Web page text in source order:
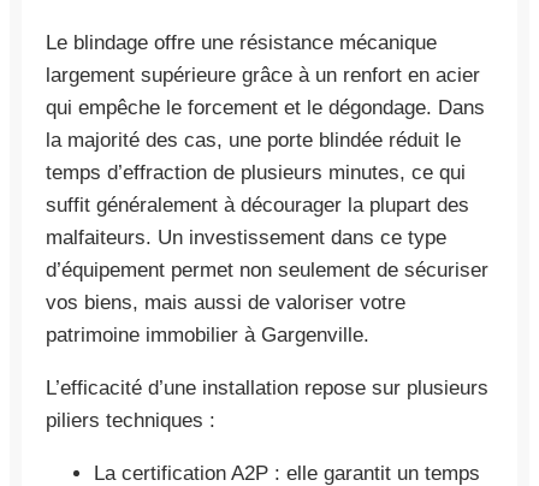
Le blindage offre une résistance mécanique
largement supérieure grâce à un renfort en acier
qui empêche le forcement et le dégondage. Dans
la majorité des cas, une porte blindée réduit le
temps d’effraction de plusieurs minutes, ce qui
suffit généralement à décourager la plupart des
malfaiteurs. Un investissement dans ce type
d’équipement permet non seulement de sécuriser
vos biens, mais aussi de valoriser votre
patrimoine immobilier à Gargenville.
L’efficacité d’une installation repose sur plusieurs
piliers techniques :
La certification A2P : elle garantit un temps